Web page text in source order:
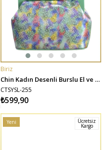
SEPETE EKLE
Biriz
Chin Kadın Desenli Burslu El ve Omuz Çantası - Su Yeşili
CTSYSL-255
₺599,90
Yeni
Ücretsiz
Kargo